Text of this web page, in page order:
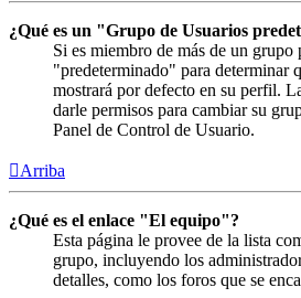
¿Qué es un "Grupo de Usuarios
Si es miembro de más de un grupo
"predeterminado" para determinar
mostrará por defecto en su perfil.
darle permisos para cambiar su
Panel de Control de Usuario.
Arriba
¿Qué es el enlace "El equipo"?
Esta página le provee de la lista
grupo, incluyendo los
detalles, como los foros que se